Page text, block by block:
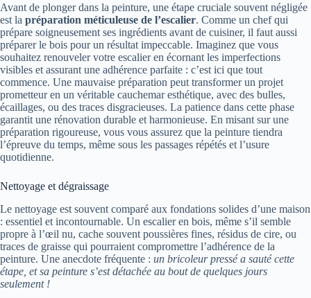
Avant de plonger dans la peinture, une étape cruciale souvent négligée
est la préparation méticuleuse de l’escalier. Comme un chef qui
prépare soigneusement ses ingrédients avant de cuisiner, il faut aussi
préparer le bois pour un résultat impeccable. Imaginez que vous
souhaitez renouveler votre escalier en écornant les imperfections
visibles et assurant une adhérence parfaite : c’est ici que tout
commence. Une mauvaise préparation peut transformer un projet
prometteur en un véritable cauchemar esthétique, avec des bulles,
écaillages, ou des traces disgracieuses. La patience dans cette phase
garantit une rénovation durable et harmonieuse. En misant sur une
préparation rigoureuse, vous vous assurez que la peinture tiendra
l’épreuve du temps, même sous les passages répétés et l’usure
quotidienne.
Nettoyage et dégraissage
Le nettoyage est souvent comparé aux fondations solides d’une maison
: essentiel et incontournable. Un escalier en bois, même s’il semble
propre à l’œil nu, cache souvent poussières fines, résidus de cire, ou
traces de graisse qui pourraient compromettre l’adhérence de la
peinture. Une anecdote fréquente : un bricoleur pressé a sauté cette
étape, et sa peinture s’est détachée au bout de quelques jours
seulement !